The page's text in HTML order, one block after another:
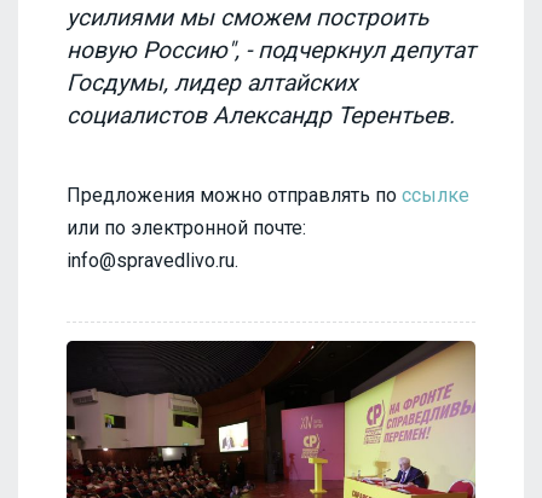
усилиями мы сможем построить
новую Россию", - подчеркнул депутат
Госдумы, лидер алтайских
социалистов Александр Терентьев.
Предложения можно отправлять по ссылке
или по электронной почте:
info@spravedlivo.ru.